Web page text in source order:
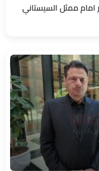
امام ممثل السيستاني